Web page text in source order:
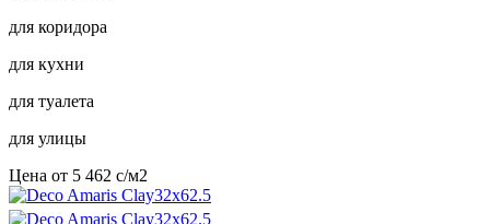
для коридора
для кухни
для туалета
для улицы
Цена от 5 462 c/м2